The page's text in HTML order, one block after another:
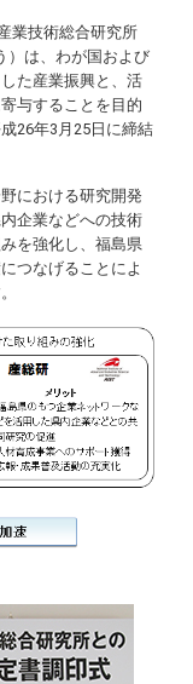
業技術総合研究所
）は、わが国および
た産業振興と、活
与することを目的
26年3月25日に締結
における研究開発
企業などへの技術
を強化し、福島県
つなげることによ